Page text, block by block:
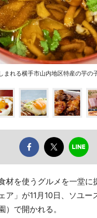
まれる横手市山内地区特産の芋の
材を使うグルメを一堂に
ア」が11月10日、ソユー
）で開かれる。